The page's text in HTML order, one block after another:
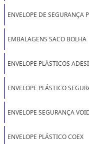
um orçamento sem
ENVELOPE DE SEGURANÇA
EMBALAGENS SACO BOLHA
ENVELOPE PLÁSTICOS
ENVELOPE PLÁSTICO
ENVELOPE SEGURANÇA
ENVELOPE PLÁSTICO COEX